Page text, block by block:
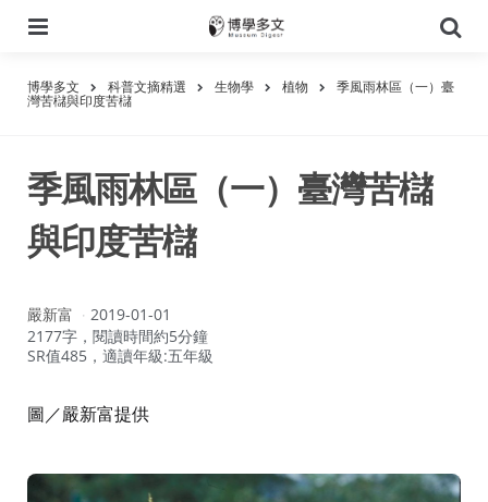
尋
博學多文 科普文摘精選 生物學 植物 季風雨林區（一）臺
灣苦櫧與印度苦櫧
季風雨林區（一）臺灣苦櫧
與印度苦櫧
作
者：
嚴新富
2019-01-01
2177字，閱讀時間約5分鐘
SR值485，適讀年級:五年級
圖／嚴新富提供